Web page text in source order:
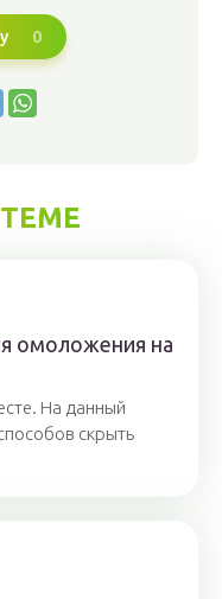
0
омоложения на
На данный
скрыть